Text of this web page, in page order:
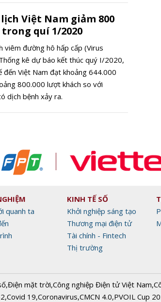
Việt Nam giảm 800
quí 1/2020
viêm đường hô hấp cấp (Virus
kê dự báo kết thúc quý I/2020,
đến Việt Nam đạt khoảng 644.000
800.000 lượt khách so với
dịch bệnh xảy ra.
quanh ta
KINH TẾ SỐ
Khởi nghiệp sáng tạo
Thương mại điện tử
Tài chính - Fintech
Thị trường
,Điện mặt trời,Công nghiệp Điện tử Việt Nam,
,Covid 19,Coronavirus,CMCN 4.0,PVOIL Cup